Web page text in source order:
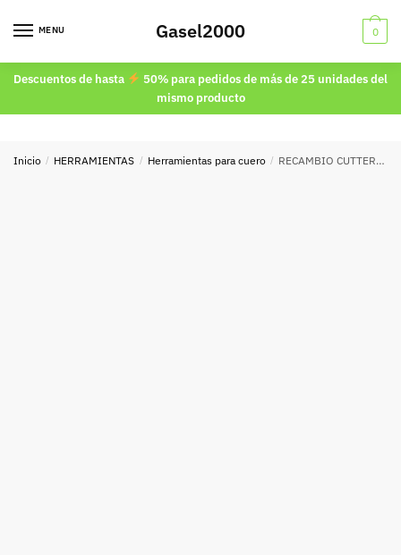
MENU Gasel2000 0
Descuentos de hasta
50% para pedidos de más de 25 unidades del
mismo producto
Inicio / HERRAMIENTAS / Herramientas para cuero / RECAMBIO CUTTER MANGO ROJO